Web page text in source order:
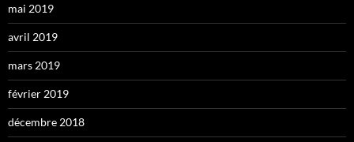
mai 2019
avril 2019
mars 2019
février 2019
décembre 2018